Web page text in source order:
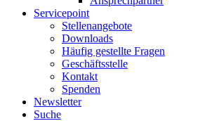
Servicepoint
Stellenangebote
Downloads
Häufig gestellte Fragen
Geschäftsstelle
Kontakt
Spenden
Newsletter
Suche